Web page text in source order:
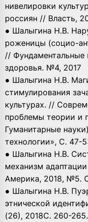
нивелировки
россиян // Власть,
● Шалыгина Н.В.
роженицы (социо-
// Фундаментальные
здоровья. №4, 2017
● Шалыгина Н.В.
стимулирования
культурах. //
проблемы теории и
Гуманитарные
технологии», С. 47-
● Шалыгина Н.В.
механизм
Америка, 2018, №5.
● Шалыгина Н.В.
этнической
(26), 2018С. 260-265.